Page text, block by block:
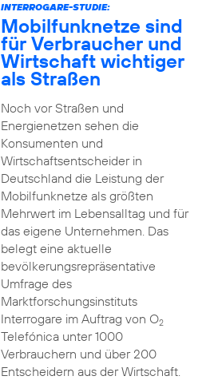
INTERROGARE-STUDIE:
Mobilfunknetze sind
für Verbraucher und
Wirtschaft wichtiger
als Straßen
Noch vor Straßen und
Energienetzen sehen die
Konsumenten und
Wirtschaftsentscheider in
Deutschland die Leistung der
Mobilfunknetze als größten
Mehrwert im Lebensalltag und für
das eigene Unternehmen. Das
belegt eine aktuelle
bevölkerungsrepräsentative
Umfrage des
Marktforschungsinstituts
Interrogare im Auftrag von O2
Telefónica unter 1000
Verbrauchern und über 200
Entscheidern aus der Wirtschaft.